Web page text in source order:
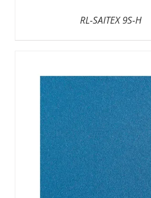
RL-SAITEX 9S-H